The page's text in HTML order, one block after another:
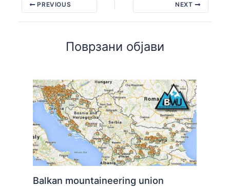
PREVIOUS NEXT
Поврзани објави
Balkan mountaineering union